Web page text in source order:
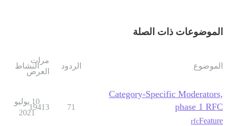
الموضوعات ذات الصلة
الموضوع الردود
مرات
العرض
النشاط
Category-Specific Moderators,
phase 1 RFC
Feature
rfc
71
19413
10 يوليو
2021